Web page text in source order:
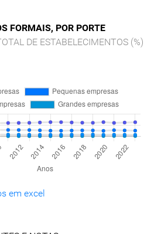
FORMAIS, POR PORTE
DE ESTABELECIMENTOS (%)
em excel